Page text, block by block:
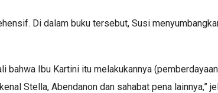
Di dalam buku tersebut, Susi
bahwa Ibu Kartini itu melakukannya
Stella, Abendanon dan sahabat pena lainnya,”